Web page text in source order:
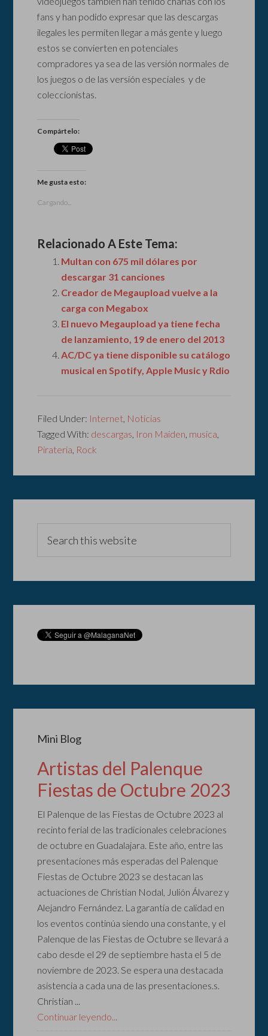
fans y han podido expresar que las descargas
ilegales les permiten llegar a más gente y luego
estos se convierten en potenciales
compradores ya sea de las versión normales de
los juegos o de las versión especiales y de
coleccionistas.
Compártelo:
Me gusta esto:
Cargando...
Relacionado A Este Tema:
Multan con 675 mil dólares por
descargar 31 canciones
Creador de Megaupload vuelve a la
carga con Megabox
El nuevo Megaupload ya tiene fecha
de lanzamiento, 19 de enero del 2013
AC/DC ya tiene disponible su catálogo
musical en Spotify, Apple Music y Rdio
Filed Under: Internet Noticias
Tagged With: descargas Iron Maiden musica
Pirateria Rock
Mini Blog
Artistas del Palenque
Fiestas de Octubre 2023
El Palenque de las Fiestas de Octubre 2023 al
recinto ferial de las tradicionales celebraciones
de octubre en Guadalajara. Este año, entre las
presentaciones más esperadas del Palenque
Fiestas de Octubre 2023 se destacan las
actuaciones de Christian Nodal, Julión Álvarez y
Alejandro Fernández. La garantía de calidad en
los eventos continúa siendo una constante, y el
Palenque de las Fiestas de Octubre se llevará a
cabo desde el 29 de septiembre hasta el 5 de
noviembre de 2023. Se espera una destacada
asistencia a cada una de las presentaciones.s.
Christian ...
Continuar leyendo...